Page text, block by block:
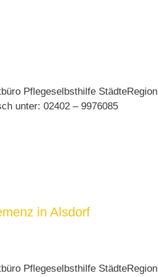
Pflegeselbsthilfe StädteRegion
unter: 02402 – 9976085
in Alsdorf
Pflegeselbsthilfe StädteRegion